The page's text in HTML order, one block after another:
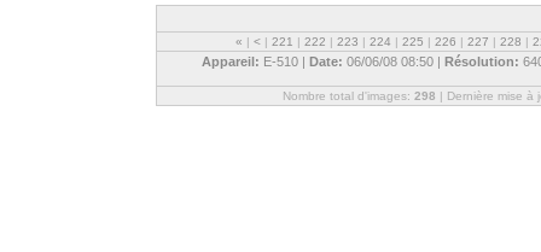
« | < | 221 | 222 | 223 | 224 | 225 | 226 | 227 | 228 |
Appareil: E-510 | Date: 06/06/08 08:50 | Résolution:
Nombre total d'images: 298 | Dernière mise à